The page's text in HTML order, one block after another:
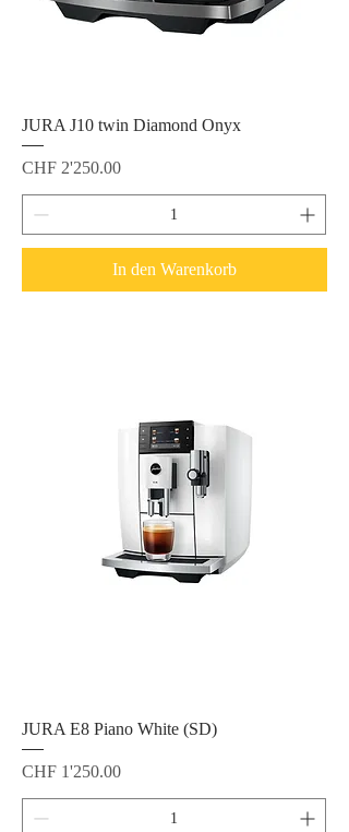
JURA J10 twin Diamond Onyx
Preis
CHF 2'250.00
In den Warenkorb
JURA E8 Piano White (SD)
Preis
CHF 1'250.00